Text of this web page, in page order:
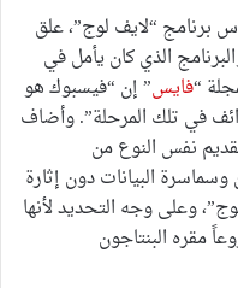
برنامج “لايف لوج”، علق
الذي كان يأمل في
فايس” إن “فيسبوك هو
في تلك المرحلة”. وأضاف
نفس النوع من
البيانات دون إثارة
وعلى وجه التحديد لأنها
مقره البنتاجون